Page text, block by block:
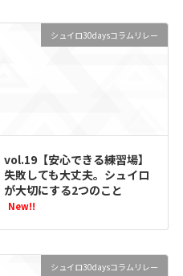
シュイロ30daysコラムリレー
vol.19【安心できる練習場】
失敗しても大丈夫。シュイロ
が大切にする2つのこと
New!!
シュイロ30daysコラムリレー